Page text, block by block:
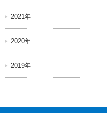
2021年
2020年
2019年